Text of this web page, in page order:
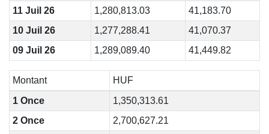
11 Juil 26 1,280,813.03
41,183.70
10 Juil 26
1,277,288.41
41,070.37
09 Juil 26
1,289,089.40 41,449.82
Montant
HUF
1 Once
1,350,313.61
2 Once
2,700,627.21